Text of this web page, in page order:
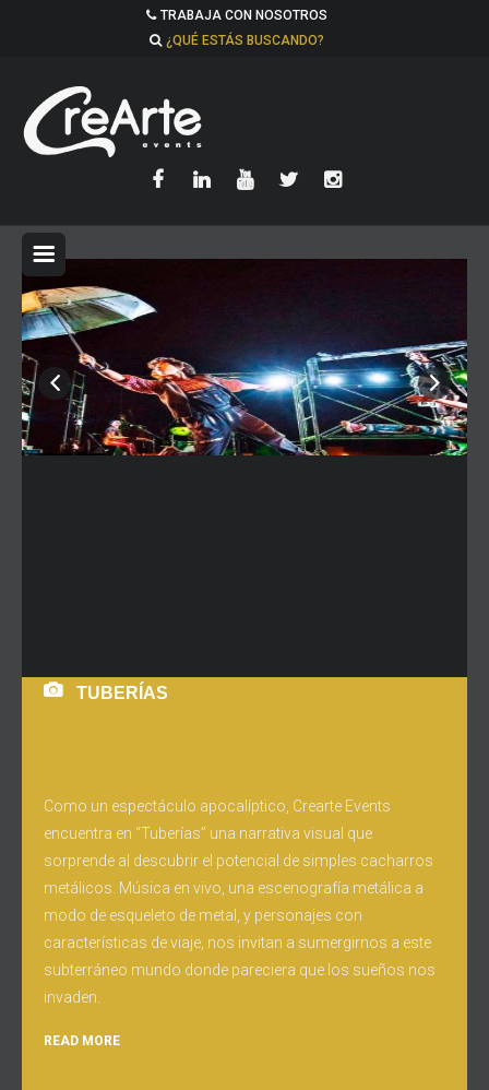
TRABAJA CON NOSOTROS
¿QUÉ ESTÁS BUSCANDO?
TUBERÍAS
Como un espectáculo apocalíptico, Crearte Events
encuentra en “Tuberías” una narrativa visual que
sorprende al descubrir el potencial de simples cacharros
metálicos. Música en vivo, una escenografía metálica a
modo de esqueleto de metal, y personajes con
características de viaje, nos invitan a sumergirnos a este
subterráneo mundo donde pareciera que los sueños nos
invaden.
READ MORE